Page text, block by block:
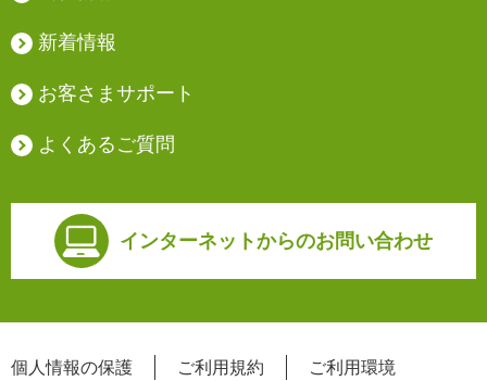
新着情報
お客さまサポート
よくあるご質問
インターネットからのお問い合わせ
個人情報の保護 ご利用規約 ご利用環境